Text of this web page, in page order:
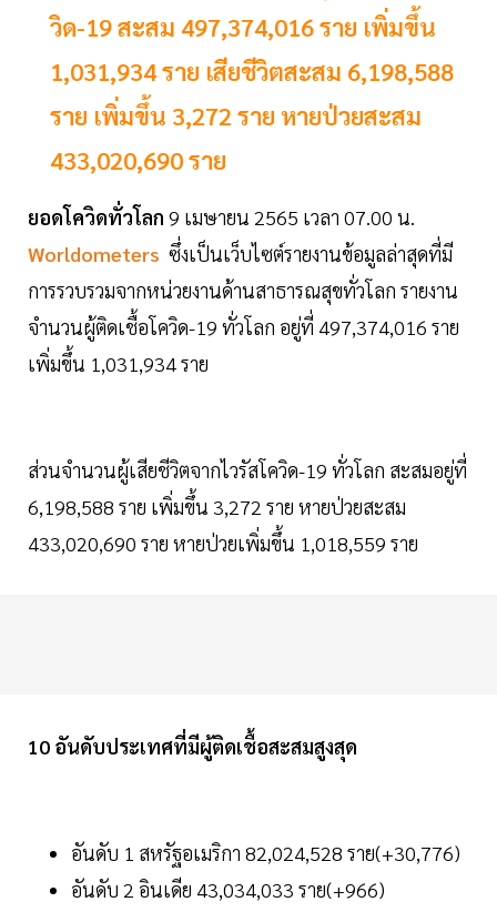
วิด-19 สะสม 497,374,016 ราย เพิ่มขึ้น
1,031,934 ราย เสียชีวิตสะสม 6,198,588
ราย เพิ่มขึ้น 3,272 ราย หายป่วยสะสม
433,020,690 ราย
ยอดโควิดทั่วโลก 9 เมษายน 2565 เวลา 07.00 น.
Worldometers ซึ่งเป็นเว็บไซต์รายงานข้อมูลล่าสุดที่มี
การรวบรวมจากหน่วยงานด้านสาธารณสุขทั่วโลก รายงาน
จำนวนผู้ติดเชื้อโควิด-19 ทั่วโลก อยู่ที่ 497,374,016 ราย
เพิ่มขึ้น 1,031,934 ราย
ส่วนจำนวนผู้เสียชีวิตจากไวรัสโควิด-19 ทั่วโลก สะสมอยู่ที่
6,198,588 ราย เพิ่มขึ้น 3,272 ราย หายป่วยสะสม
433,020,690 ราย หายป่วยเพิ่มขึ้น 1,018,559 ราย
10 อันดับประเทศที่มีผู้ติดเชื้อสะสมสูงสุด
อันดับ 1 สหรัฐอเมริกา 82,024,528 ราย(+30,776)
อันดับ 2 อินเดีย 43,034,033 ราย(+966)